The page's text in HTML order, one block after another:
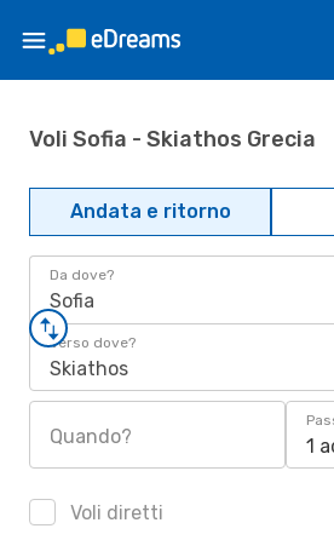
Voli Sofia - Skiathos Grecia
Andata e ritorno
Da dove?
Sofia
Verso dove?
Skiathos
Quando? 1
Voli diretti